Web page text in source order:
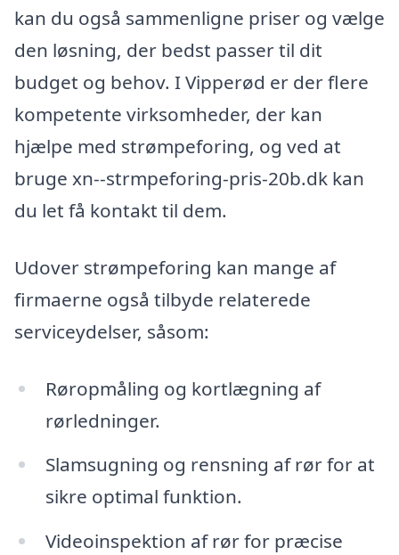
kan du også sammenligne priser og vælge
den løsning, der bedst passer til dit
budget og behov. I Vipperød er der flere
kompetente virksomheder, der kan
hjælpe med strømpeforing, og ved at
bruge xn--strmpeforing-pris-20b.dk kan
du let få kontakt til dem.
Udover strømpeforing kan mange af
firmaerne også tilbyde relaterede
serviceydelser, såsom:
Røropmåling og kortlægning af
rørledninger.
Slamsugning og rensning af rør for at
sikre optimal funktion.
Videoinspektion af rør for præcise